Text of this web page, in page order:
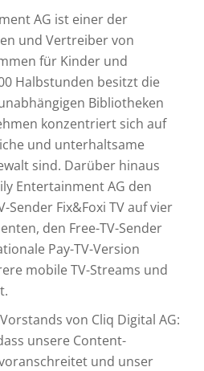
AG ist einer der
und Vertreiber von
für Kinder und
Halbstunden besitzt die
Bibliotheken
konzentriert sich auf
und unterhaltsame
sind. Darüber hinaus
Entertainment AG den
Sender Fix&Foxi TV auf vier
den Free-TV-Sender
Pay-TV-Version
mobile TV-Streams und
von Cliq Digital AG:
unsere Content-
und unser